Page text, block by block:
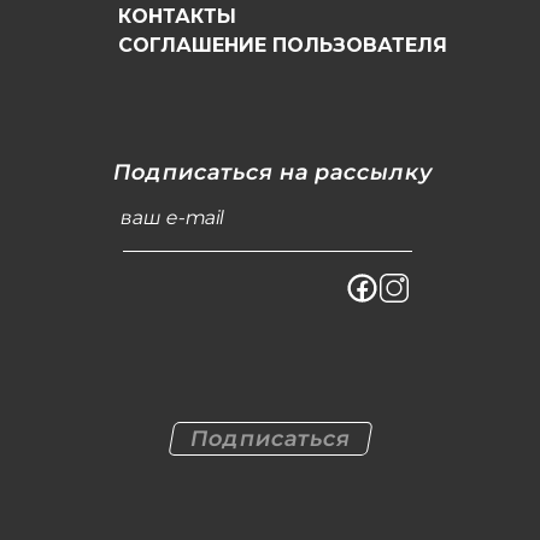
КОНТАКТЫ
СОГЛАШЕНИЕ ПОЛЬЗОВАТЕЛЯ
Подписаться на рассылку
ваш e-mail
Подписаться